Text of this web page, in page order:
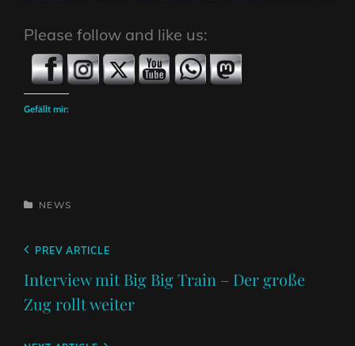
Please follow and like us:
Gefällt mir:
CATEGORIES
NEWS
Beitragsnavigation
Previous
PREV ARTICLE
Interview mit Big Big Train – Der große
Zug rollt weiter